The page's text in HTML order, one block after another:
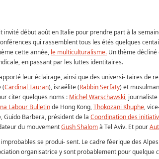
invité début août en Italie pour prendre part à la
qui rassemblent tous les étés quelques
cette année, le multiculturalisme. Un thème
en passant par les luttes identitaires.
leur éclairage, ainsi que des universi- taires de
(Cardinal Tauran), israélite (Rabbin Serfaty) et
citer quelques noms : Michel Warschawski, journaliste
Labour Bulletinde Hong Kong,Thokozani Khuphe,
Guido Barbera, président de la Coordination des
du mouvementGush Shalomà Tel Aviv. Et pour
se produi- sent. Le cadre féerique des
organisatrice y sont probablement pour quelque